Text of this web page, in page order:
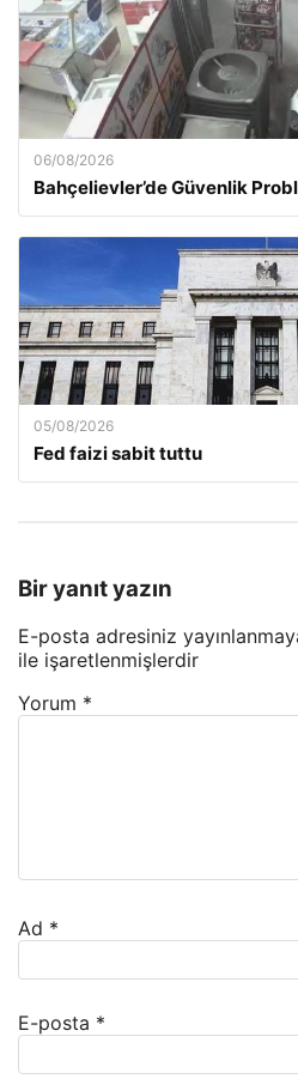
06/08/2026
Bahçelievler’de Güvenlik
05/08/2026
Fed faizi sabit tuttu
Bir yanıt yazın
E-posta adresiniz
ile işaretlenmişlerdir
Yorum *
Ad *
E-posta *